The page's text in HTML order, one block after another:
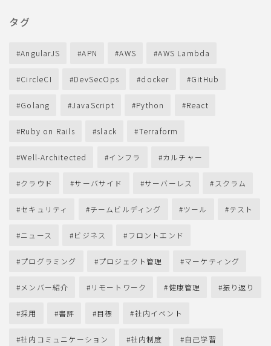
タグ
AngularJS APN AWS AWS Lambda
CircleCI DevSecOps docker GitHub
Golang JavaScript Python React
Ruby on Rails slack Terraform
Well-Architected インフラ カルチャー
クラウド サーバサイド サーバーレス スクラム
セキュリティ チームビルディング ツール テスト
ニュース ビジネス フロントエンド
プログラミング プロジェクト管理 マーケティング
メンバー紹介 リモートワーク 健康管理 振り返り
採用 書評 目標 社内イベント
社内コミュニケーション 社内制度 自己学習